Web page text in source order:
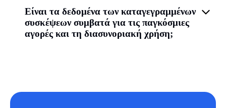
Είναι τα δεδομένα των καταγεγραμμένων
συσκέψεων συμβατά για τις παγκόσμιες
αγορές και τη διασυνοριακή χρήση;